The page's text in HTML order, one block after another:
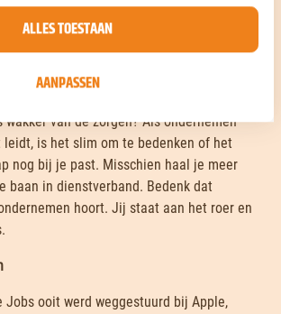
ALLES TOESTAAN
AANPASSEN
businessmodel’.
en voldoening uit het
wakker van de zorgen? Als ondernemen
is het slim om te bedenken of het
nog bij je past. Misschien haal je meer
baan in dienstverband. Bedenk dat
hoort. Jij staat aan het roer en
Jobs ooit werd weggestuurd bij Apple,